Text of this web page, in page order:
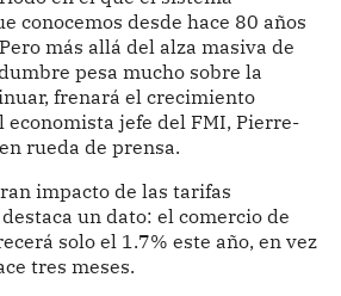
conocemos desde hace 80 años
más allá del alza masiva de
pesa mucho sobre la
frenará el crecimiento
jefe del FMI, Pierre-
rueda de prensa.
impacto de las tarifas
un dato: el comercio de
solo el 1.7% este año, en vez
tres meses.